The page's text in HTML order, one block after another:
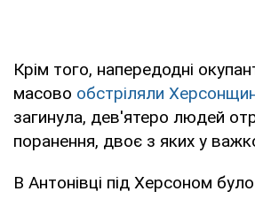
Крім того, напередодні
масово обстріляли
загинула, дев'ятеро людей
поранення, двоє з яких у
В Антонівці під Херсоном